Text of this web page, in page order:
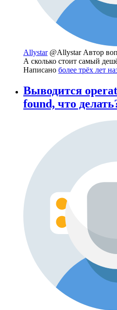
Allystar @AllystarАвтор
А сколько стоит самый
Написано более трёх лет
Выводится
found, что